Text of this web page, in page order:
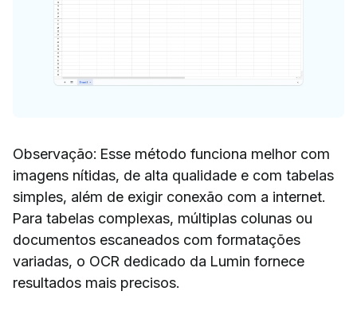
Observação: Esse método funciona melhor com
imagens nítidas, de alta qualidade e com tabelas
simples, além de exigir conexão com a internet.
Para tabelas complexas, múltiplas colunas ou
documentos escaneados com formatações
variadas, o OCR dedicado da Lumin fornece
resultados mais precisos.